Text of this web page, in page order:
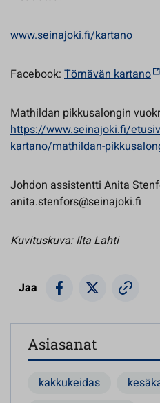
www.seinajoki.fi/kartano
Facebook: Törnävän kartano
Mathildan pikkusalongin
https://www.seinajoki.fi/
kartano/mathildan-
Johdon assistentti Anita
anita.stenfors@seinajoki.fi
Kuvituskuva: Ilta Lahti
Jaa
Asiasanat
kakkukeidas